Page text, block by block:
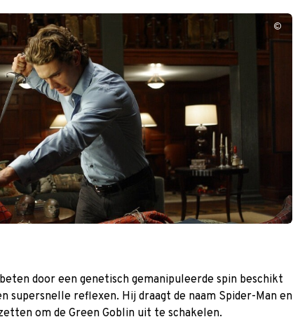
©
door een genetisch gemanipuleerde spin beschikt
supersnelle reflexen. Hij draagt de naam Spider-Man en
om de Green Goblin uit te schakelen.